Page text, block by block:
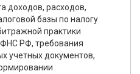
доходов, расходов,
базы по налогу
практики
РФ, требования
учетных документов,